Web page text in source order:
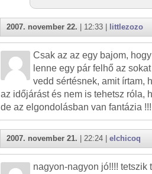
2007. november 22. | 12:33 | littlezozo
Csak az az egy bajom,
lenne egy pár felhő az
vedd sértésnek, amit írtam,
az időjárást és nem is tehetsz róla,
de az elgondolásban van fantázia !!!
2007. november 21. | 22:24 | elchicoq
nagyon-nagyon jó!!!! tetszik